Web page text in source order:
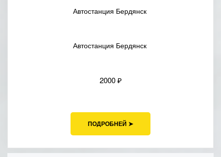
Автостанция Бердянск
Автостанция Бердянск
2000 ₽
ПОДРОБНЕЙ ➤